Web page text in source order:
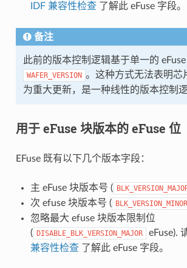
IDF 兼容性检查了解此 eFuse 字段。
备注
此前的版本控制逻辑基于单一的
WAFER_VERSION 。这种方式无法表明芯
为重大更新，是一种线性的版本控制逻
用于 eFuse 块版本的 eFuse 位
EFuse 既有以下几个版本字段：
主 eFuse 块版本号 (
次 efuse 块版本号 ( BLK_VERSION_MINOR
忽略最大 efuse 块版本限制位
( DISABLE_BLK_VERSION_MAJOR eFuse).
兼容性检查了解此 eFuse 字段。